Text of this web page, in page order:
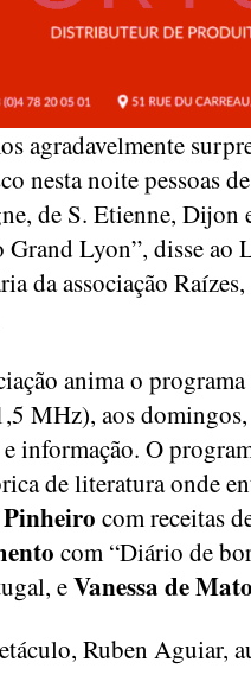
agradavelmente
nesta noite pessoas
de S. Etienne, Dijon
Grand Lyon”, disse ao
da associação
anima o
MHz), aos
informação. O
de literatura onde
com receitas
com “Diário de
eVanessa de
Ruben Aguiar,